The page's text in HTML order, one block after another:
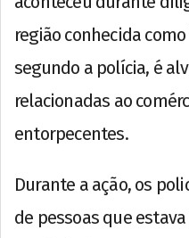
região conhecida como
segundo a polícia, é
relacionadas ao
entorpecentes.
Durante a ação, os
de pessoas que